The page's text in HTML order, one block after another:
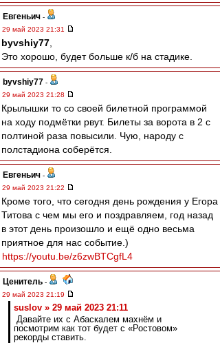
Евгеньич -
29 май 2023 21:31
byvshiy77
Это хорошо, будет больше к/б на стадике.
byvshiy77 -
29 май 2023 21:28
Крылышки то со своей билетной программой
на ходу подмётки рвут. Билеты за ворота в 2 с
полтиной раза повысили. Чую, народу с
полстадиона соберётся.
Евгеньич -
29 май 2023 21:22
Кроме того, что сегодня день рождения у Егора
Титова с чем мы его и поздравляем, год назад
в этот день произошло и ещё одно весьма
приятное для нас событие.)
https://youtu.be/z6zwBTCgfL4
Ценитель -
29 май 2023 21:19
suslov » 29 май 2023 21:11
Давайте их с Абаскалем махнём и
посмотрим как тот будет с «Ростовом»
рекорды ставить.